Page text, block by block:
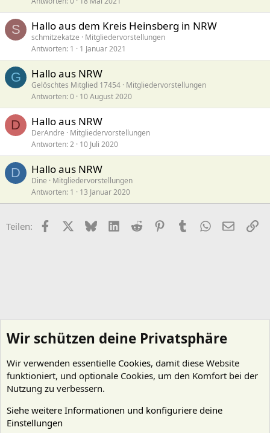
S Hallo aus dem Kreis Heinsberg in NRW
schmitzekatze
Mitgliedervorstellungen
Antworten 1 1 Januar 2021
G Hallo aus NRW
Gelöschtes Mitglied 17454 Mitgliedervorstellungen
Antworten 0 10 August 2020
D Hallo aus NRW
DerAndre
Mitgliedervorstellungen
Antworten 2 10 Juli 2020
D Hallo aus NRW
Dine
Mitgliedervorstellungen
Antworten 1 13 Januar 2020
Teilen: FacebookX (Twitter)
BlueskyLinkedIn
Reddit PinterestTumblr WhatsApp
E-Mail
Wir schützen deine Privatsphäre
Wir verwenden essentielle Cookies, damit diese Website
funktioniert, und optionale Cookies, um den Komfort bei der
Nutzung zu verbessern.
Siehe weitere Informationen und konfiguriere deine
Einstellungen